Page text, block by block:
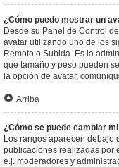
¿Cómo puedo mostrar un
Desde su Panel de Control
avatar utilizando uno de los
Remoto o Subida. Es la
que tamaño y peso pueden
la opción de avatar,
Arriba
¿Cómo se puede cambiar
Los rangos aparecen debajo
publicaciones realizadas por
e.j. moderadores y